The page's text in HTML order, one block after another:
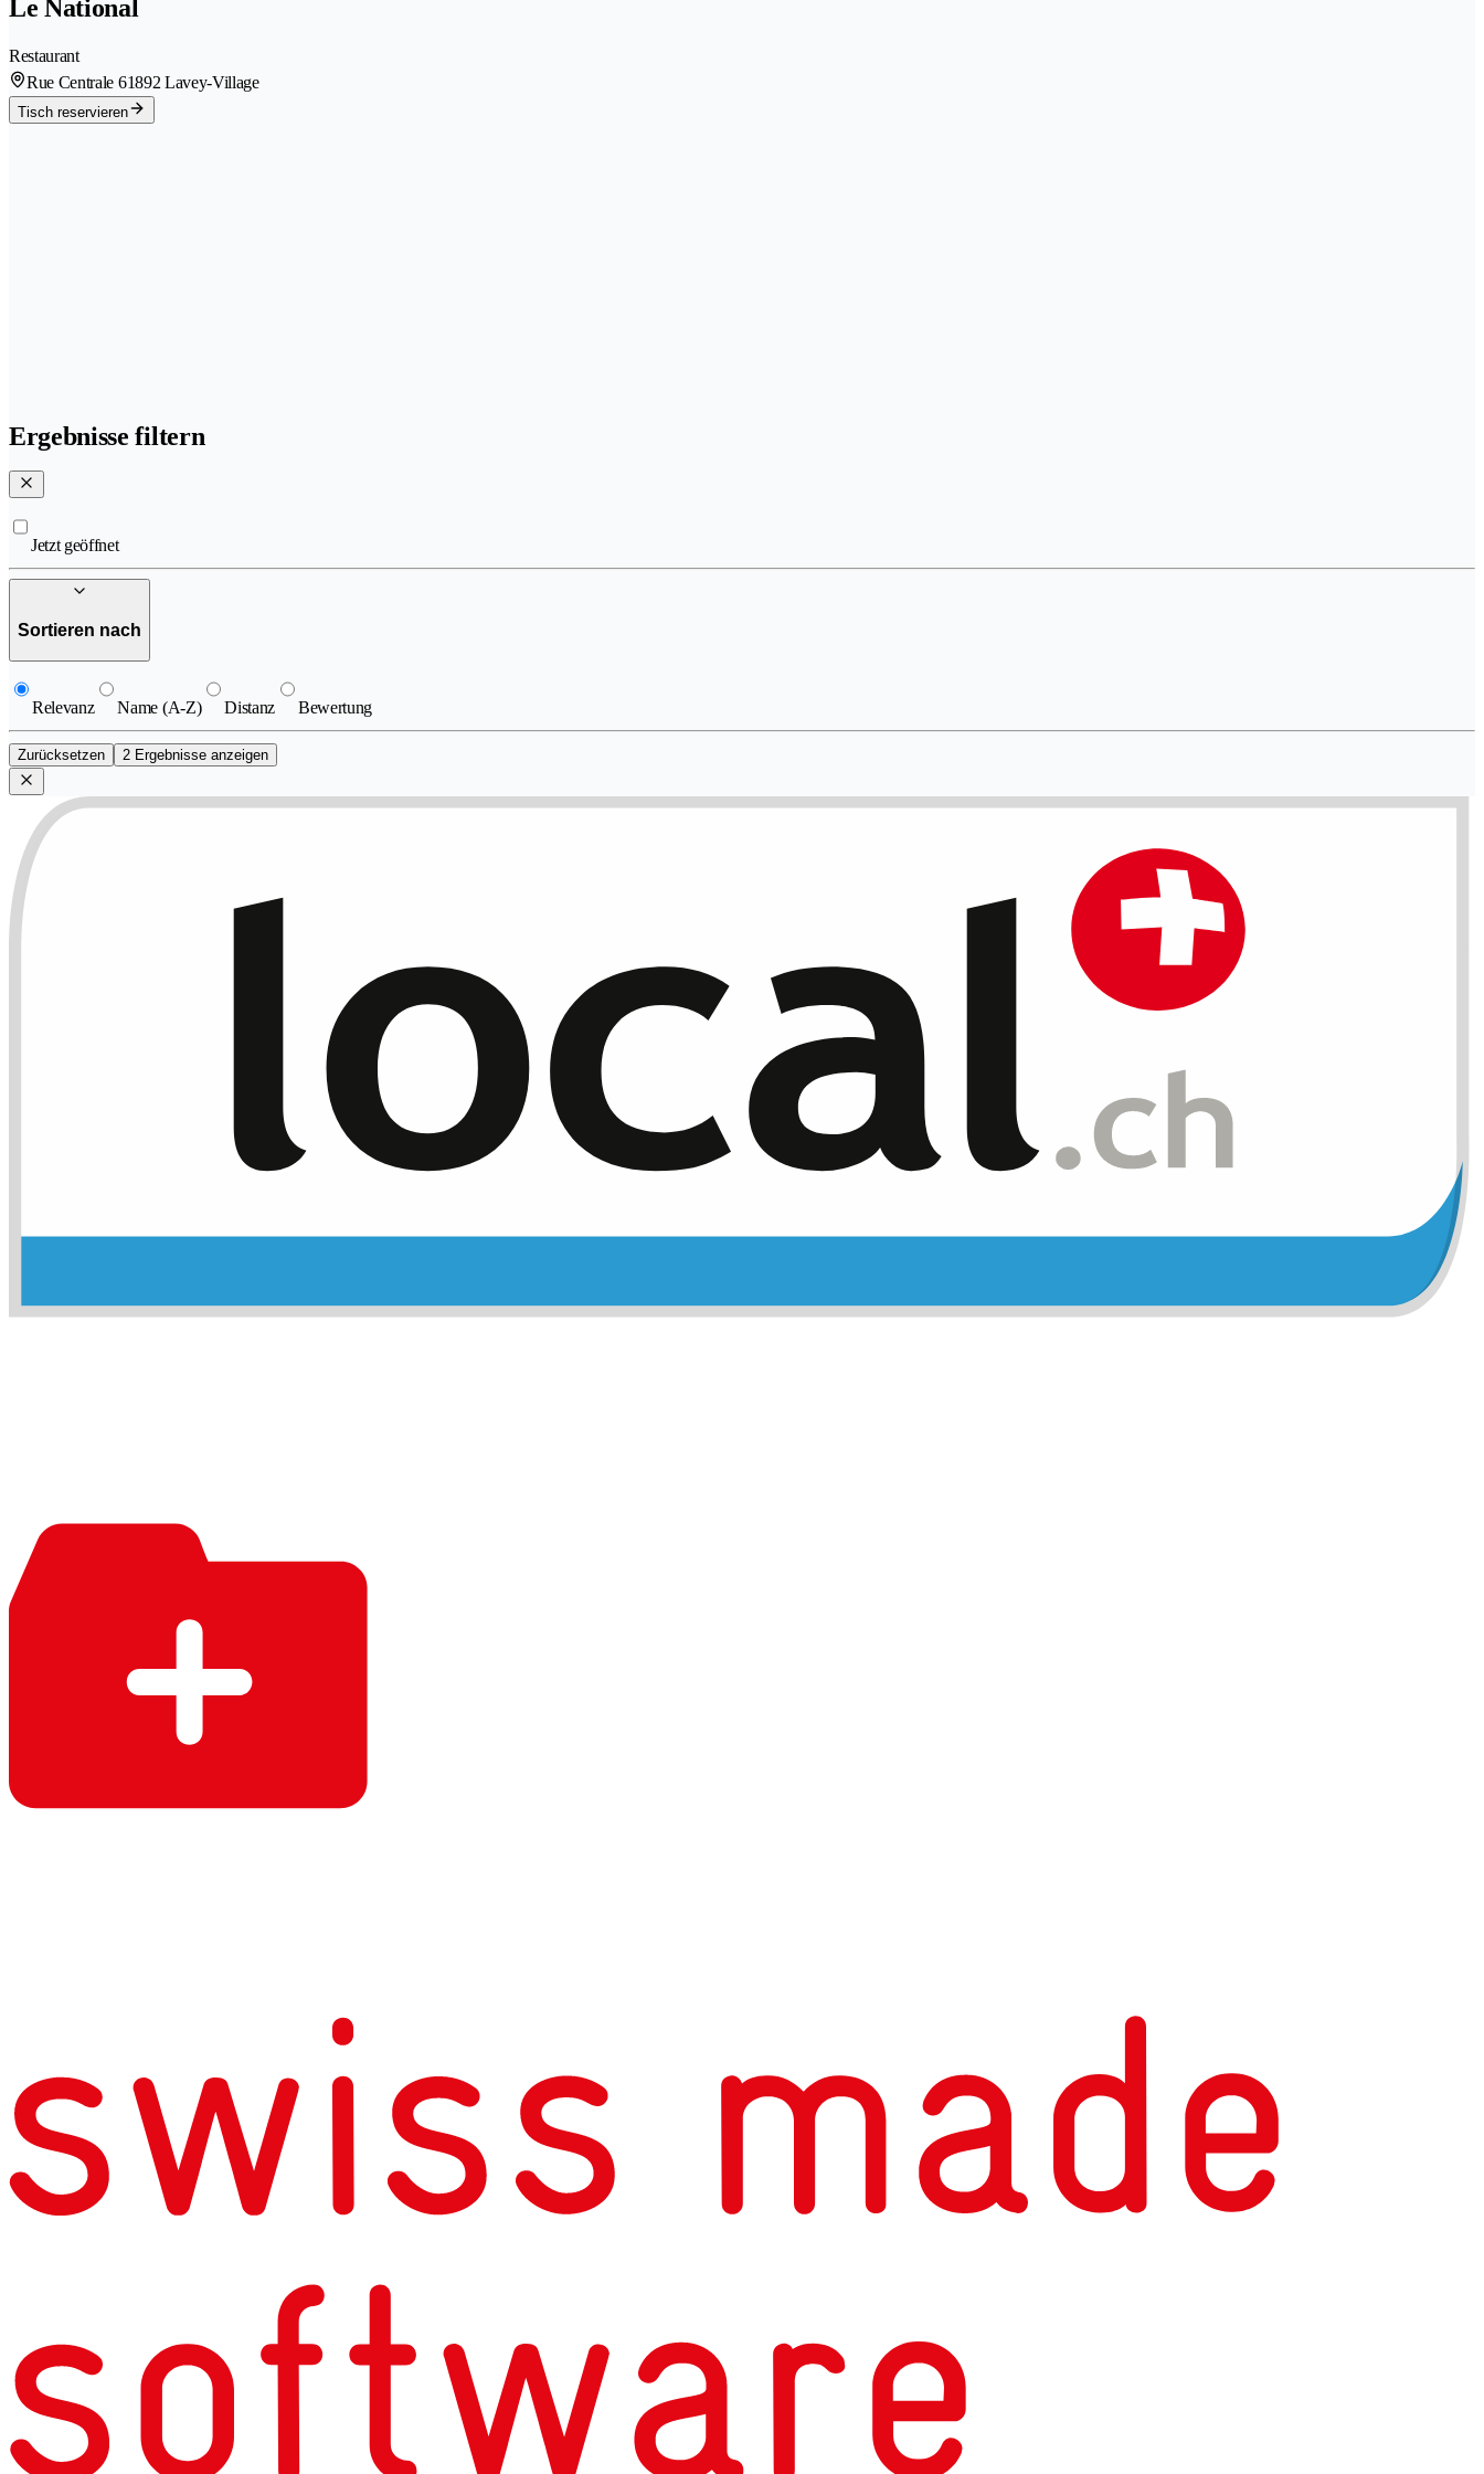
Le National
Restaurant
Rue Centrale 61892 Lavey-Village
Tisch reservieren
Ergebnisse filtern
Jetzt geöffnet
Sortieren nach
Relevanz Name (A-Z) Distanz Bewertung
Zurücksetzen 2 Ergebnisse anzeigen